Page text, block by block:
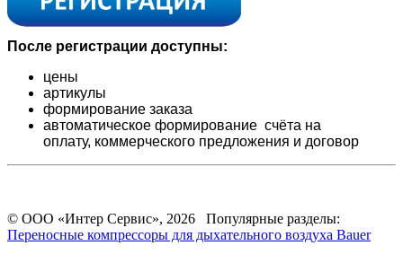
После регистрации доступны:
цены
артикулы
формирование заказа
автоматическое формирование счёта на
оплату, коммерческого предложения и договор
© ООО «Интер Сервис», 2026 Популярные разделы:
Переносные компрессоры для дыхательного воздуха Bauer